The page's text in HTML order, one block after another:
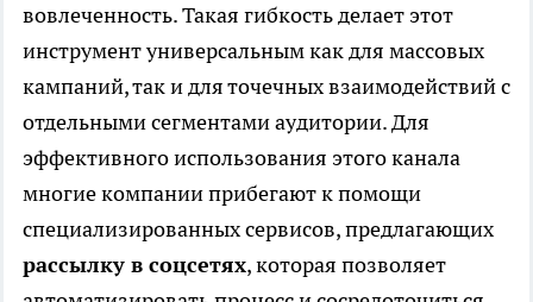
вовлеченность. Такая гибкость делает этот
инструмент универсальным как для массовых
кампаний, так и для точечных взаимодействий с
отдельными сегментами аудитории. Для
эффективного использования этого канала
многие компании прибегают к помощи
специализированных сервисов, предлагающих
рассылку в соцсетях, которая позволяет